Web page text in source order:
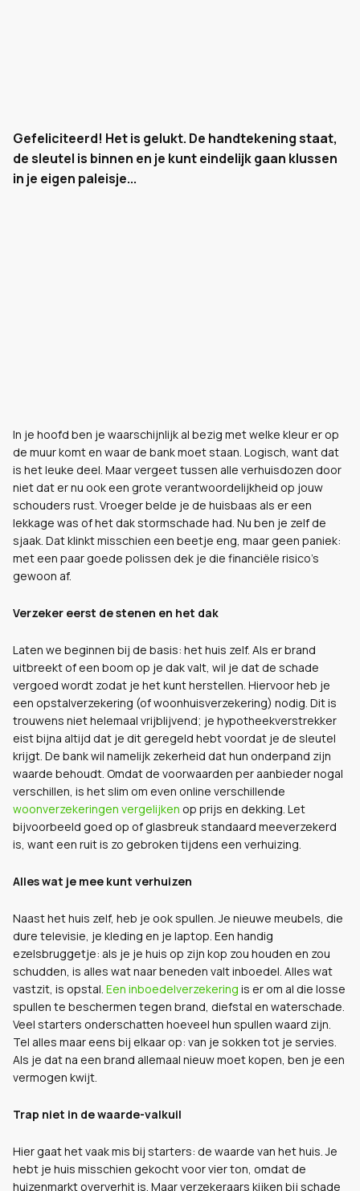
Gefeliciteerd! Het is gelukt. De handtekening staat,
de sleutel is binnen en je kunt eindelijk gaan klussen
in je eigen paleisje...
In je hoofd ben je waarschijnlijk al bezig met welke kleur er op
de muur komt en waar de bank moet staan. Logisch, want dat
is het leuke deel. Maar vergeet tussen alle verhuisdozen door
niet dat er nu ook een grote verantwoordelijkheid op jouw
schouders rust. Vroeger belde je de huisbaas als er een
lekkage was of het dak stormschade had. Nu ben je zelf de
sjaak. Dat klinkt misschien een beetje eng, maar geen paniek:
met een paar goede polissen dek je die financiële risico's
gewoon af.
Verzeker eerst de stenen en het dak
Laten we beginnen bij de basis: het huis zelf. Als er brand
uitbreekt of een boom op je dak valt, wil je dat de schade
vergoed wordt zodat je het kunt herstellen. Hiervoor heb je
een opstalverzekering (of woonhuisverzekering) nodig. Dit is
trouwens niet helemaal vrijblijvend; je hypotheekverstrekker
eist bijna altijd dat je dit geregeld hebt voordat je de sleutel
krijgt. De bank wil namelijk zekerheid dat hun onderpand zijn
waarde behoudt. Omdat de voorwaarden per aanbieder nogal
verschillen, is het slim om even online verschillende
woonverzekeringen vergelijken op prijs en dekking. Let
bijvoorbeeld goed op of glasbreuk standaard meeverzekerd
is, want een ruit is zo gebroken tijdens een verhuizing.
Alles wat je mee kunt verhuizen
Naast het huis zelf, heb je ook spullen. Je nieuwe meubels, die
dure televisie, je kleding en je laptop. Een handig
ezelsbruggetje: als je je huis op zijn kop zou houden en zou
schudden, is alles wat naar beneden valt inboedel. Alles wat
vastzit, is opstal. Een inboedelverzekering is er om al die losse
spullen te beschermen tegen brand, diefstal en waterschade.
Veel starters onderschatten hoeveel hun spullen waard zijn.
Tel alles maar eens bij elkaar op: van je sokken tot je servies.
Als je dat na een brand allemaal nieuw moet kopen, ben je een
vermogen kwijt.
Trap niet in de waarde-valkuil
Hier gaat het vaak mis bij starters: de waarde van het huis. Je
hebt je huis misschien gekocht voor vier ton, omdat de
huizenmarkt oververhit is. Maar verzekeraars kijken bij schade